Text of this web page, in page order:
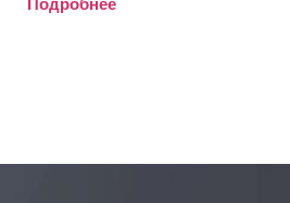
Подробнее